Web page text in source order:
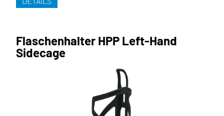
Flaschenhalter HPP Left-Hand
Sidecage